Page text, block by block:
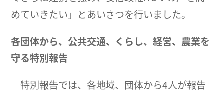
めていきたい」とあいさつを行いました。
各団体から、公共交通、くらし、経営、農業を
守る特別報告
特別報告では、各地域、団体から4人が報告